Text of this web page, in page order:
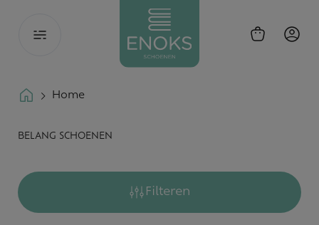
Toggle
Home
BELANG SCHOENEN
Filteren